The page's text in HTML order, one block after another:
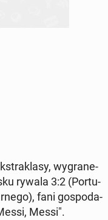
wy­gra­ne­
rywala 3:2 (Por­tu­
fani go­spo­da­
Messi".